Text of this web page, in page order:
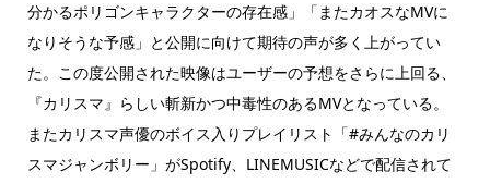
分かるポリゴンキャラクターの存在感」「またカオスなMVに
なりそうな予感」と公開に向けて期待の声が多く上がってい
た。この度公開された映像はユーザーの予想をさらに上回る、
『カリスマ』らしい斬新かつ中毒性のあるMVとなっている。
またカリスマ声優のボイス入りプレイリスト「#みんなのカリ
スマジャンボリー」がSpotify、LINEMUSICなどで配信されて